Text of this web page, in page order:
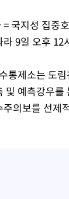
국지성 집중
9일 오후
통제소는 도
및 예측강우
의보를 선제